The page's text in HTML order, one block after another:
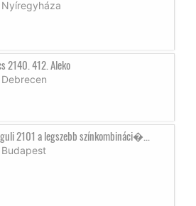
Nyíregyháza
2140. 412. Aleko
Debrecen
2101 a legszebb színkombináci�...
Budapest